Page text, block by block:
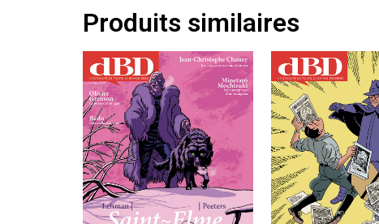
Produits similaires